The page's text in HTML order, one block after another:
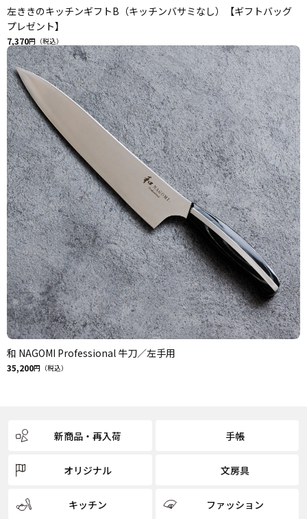
左ききのキッチンギフトB（キッチンバサミなし）【ギフトバッグ
プレゼント】
7,370円（税込）
和 NAGOMI Professional 牛刀／左手用
35,200円（税込）
新商品・再入荷 手帳
オリジナル 文房具
キッチン ファッション